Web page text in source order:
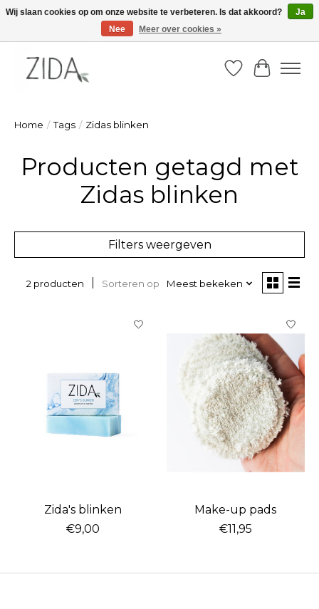
Zondag 22 maart 2026, OPEN ATELIER van 14u -16u
Verlanglijst
Home / Tags / Zidas blinken
Producten getagd met
Zidas blinken
Filters weergeven
2 producten Sorteren op Meest bekeken
Zida's blinken
€9,00
Make-up pads
€11,95
Wij slaan cookies op om onze website te verbeteren. Is dat akkoord?
Ja
Nee
Meer over cookies »